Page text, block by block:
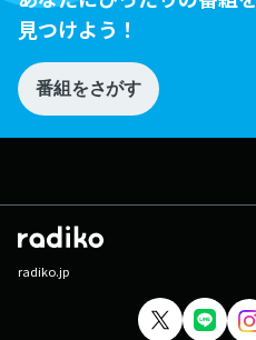
見つけよう！
番組をさがす
radiko.jp